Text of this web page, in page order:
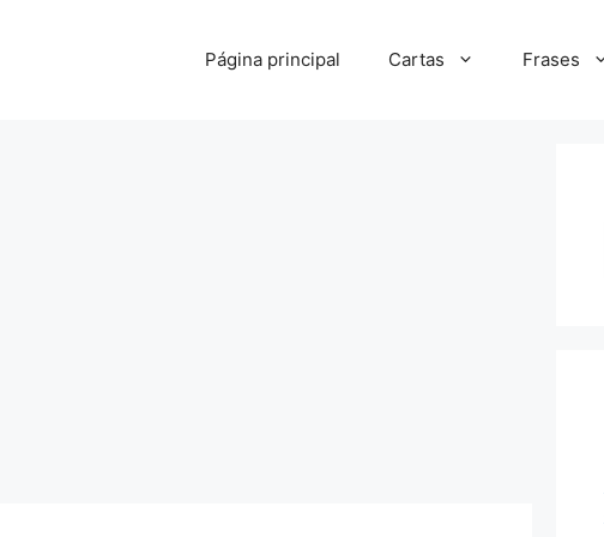
Página principal Cartas Frases